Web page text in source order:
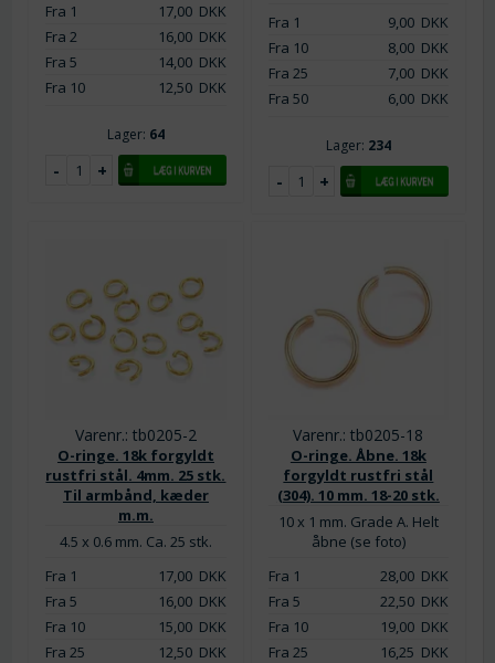
Fra 1
17,00DKK
Fra 2
16,00DKK
Fra 5
14,00DKK
Fra 10
12,50DKK
Lager: 64
Fra 1
9,00 DKK
Fra 10
8,00 DKK
Fra 25
7,00 DKK
Fra 50
6,00 DKK
Lager: 234
Varenr.: tb0205-2
O-ringe. 18k forgyldt
rustfri stål. 4mm. 25 stk.
Til armbånd, kæder
m.m.
4.5 x 0.6 mm. Ca. 25 stk.
Fra 1
17,00DKK
Fra 5
16,00DKK
Fra 10
15,00DKK
Fra 25
12,50DKK
Varenr.: tb0205-18
O-ringe. Åbne. 18k
forgyldt rustfri stål
(304). 10 mm. 18-20 stk.
10 x 1 mm. Grade A. Helt
åbne (se foto)
Fra 1
28,00 DKK
Fra 5
22,50 DKK
Fra 10
19,00 DKK
Fra 25
16,25 DKK